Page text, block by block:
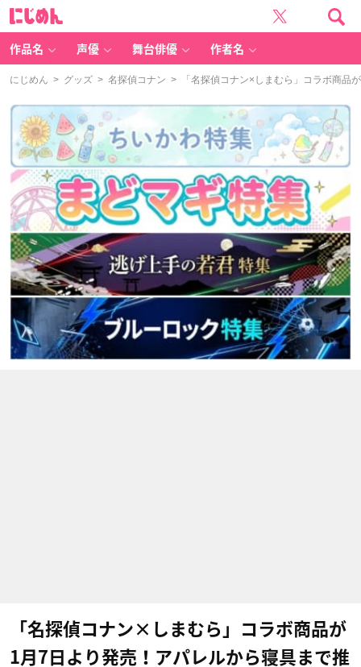
作品名 声優 舞台俳優 作者名
にじめん > グッズ > 名探偵コナン > 「名探偵コナン×しまむら」コラボ商品
「名探偵コナン×しまむら」コラボ商品が
1月7日より発売！アパレルから寝具まで推